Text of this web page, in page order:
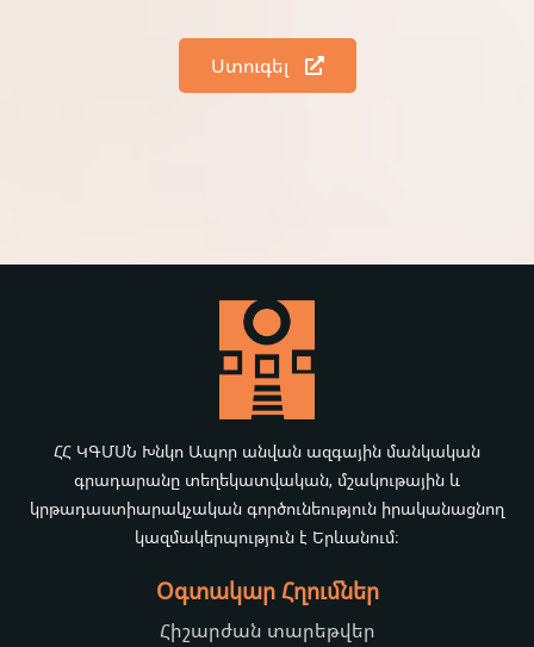
Ստուգել
ՀՀ ԿԳՄՍՆ Խնկո Ապոր անվան ազգային մանկական
գրադարանը տեղեկատվական, մշակութային և
կրթադաստիարակչական գործունեություն իրականացնող
կազմակերպություն է Երևանում։
Օգտակար Հղումներ
Հիշարժան տարեթվեր